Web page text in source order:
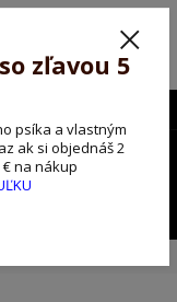
tomto období máme
ospravedlnenie.
kódom pozorpes5 !!!
0,00 EUR
zľavou 5
psíka a vlastným
ak si objednáš 2
na nákup